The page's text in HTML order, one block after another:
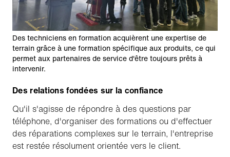
Des techniciens en formation acquièrent une expertise de
terrain grâce à une formation spécifique aux produits, ce qui
permet aux partenaires de service d'être toujours prêts à
intervenir.
Des relations fondées sur la confiance
Qu'il s'agisse de répondre à des questions par
téléphone, d'organiser des formations ou d'effectuer
des réparations complexes sur le terrain, l'entreprise
est restée résolument orientée vers le client.